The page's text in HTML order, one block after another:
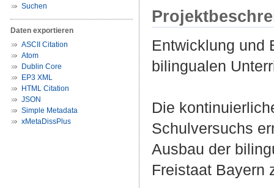
Suchen
Daten exportieren
ASCII Citation
Atom
Dublin Core
EP3 XML
HTML Citation
JSON
Simple Metadata
xMetaDissPlus
Entwicklung und
bilingualen
Die
Schulversuchs
Ausbau der
Freistaat Bayern